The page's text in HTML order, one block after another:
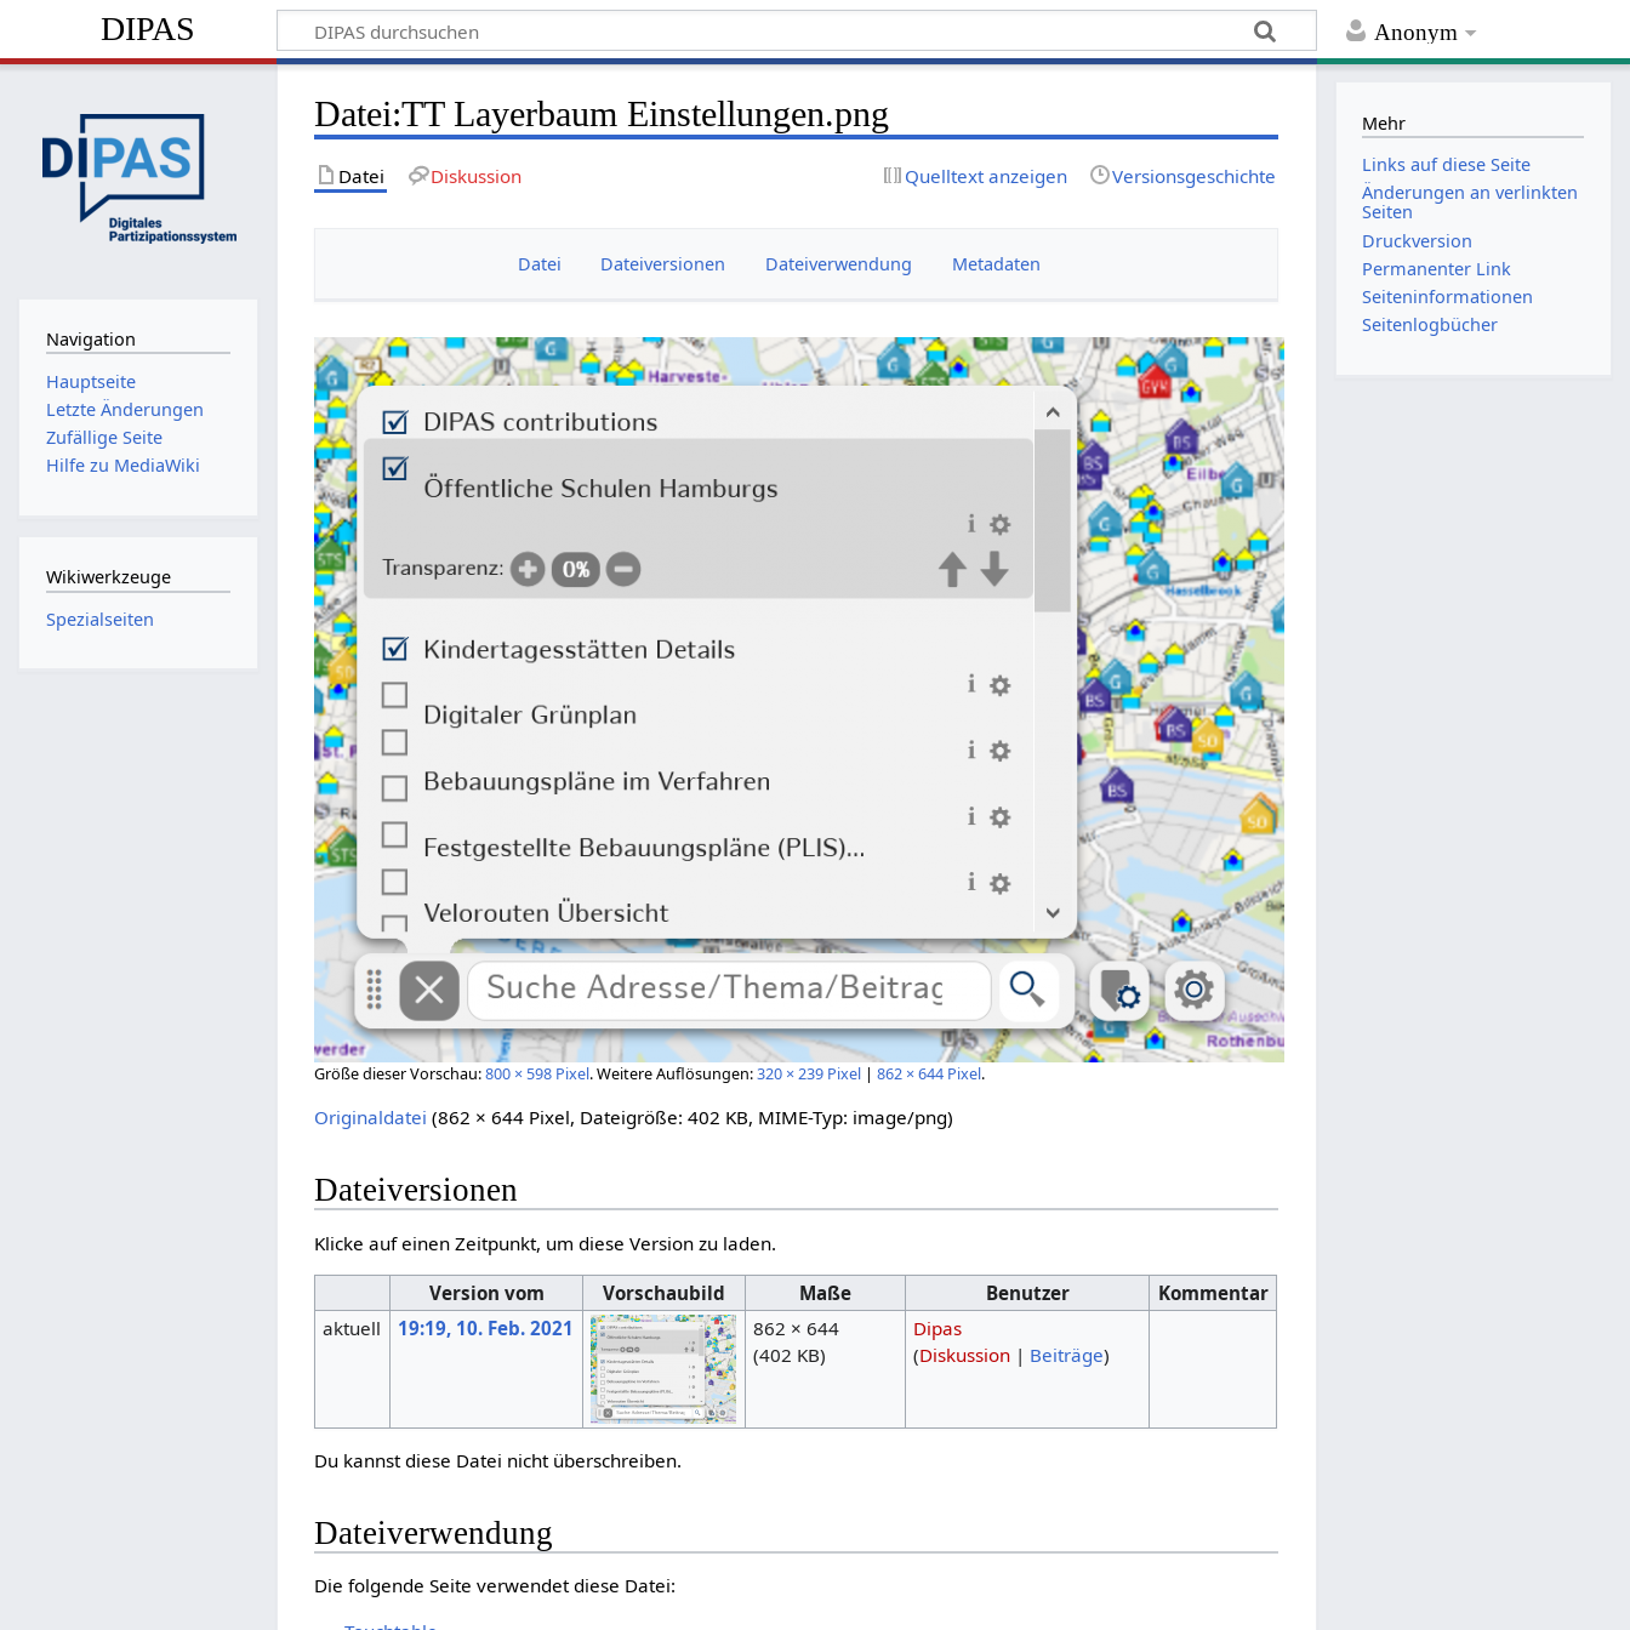
Anonym
DIPAS
Datei:TT Layerbaum Einstellungen.png
Datei Diskussion Quelltext anzeigen Versionsgeschichte
Datei Dateiversionen Dateiverwendung Metadaten
Größe dieser Vorschau:800 × 598 Pixel.Weitere Auflösungen:320 × 239 Pixel |862 × 644 Pixel.
Originaldatei ‎(862 × 644 Pixel, Dateigröße: 402 KB, MIME-Typ: image/png)
Dateiversionen
Klicke auf einen Zeitpunkt, um diese Version zu laden.
Version vom Vorschaubild Maße Benutzer
Kommentar
aktuell
19:19, 10. Feb. 2021
862 × 644
(402 KB)
Dipas
(Diskussion | Beiträge)
Du kannst diese Datei nicht überschreiben.
Dateiverwendung
Die folgende Seite verwendet diese Datei:
Navigation
Hauptseite
Letzte Änderungen
Zufällige Seite
Hilfe zu MediaWiki
Wikiwerkzeuge
Spezialseiten
Mehr
Links auf diese Seite
Änderungen an verlinkten
Seiten
Druckversion
Permanenter Link
Seiten­informationen
Seitenlogbücher